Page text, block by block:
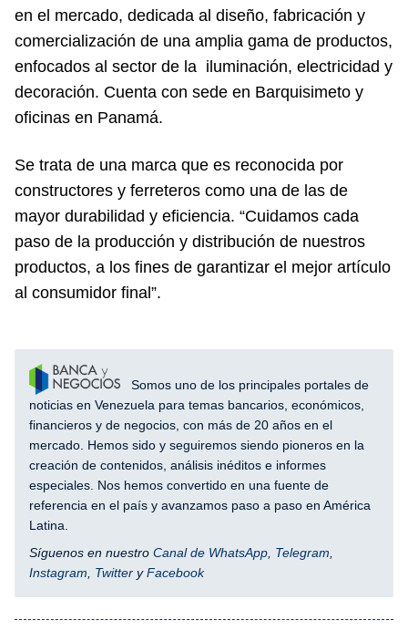
en el mercado, dedicada al diseño, fabricación y
comercialización de una amplia gama de productos,
enfocados al sector de la iluminación, electricidad y
decoración. Cuenta con sede en Barquisimeto y
oficinas en Panamá.
Se trata de una marca que es reconocida por
constructores y ferreteros como una de las de
mayor durabilidad y eficiencia. “Cuidamos cada
paso de la producción y distribución de nuestros
productos, a los fines de garantizar el mejor artículo
al consumidor final”.
Somos uno de los principales portales de
noticias en Venezuela para temas bancarios, económicos,
financieros y de negocios, con más de 20 años en el
mercado. Hemos sido y seguiremos siendo pioneros en la
creación de contenidos, análisis inéditos e informes
especiales. Nos hemos convertido en una fuente de
referencia en el país y avanzamos paso a paso en América
Latina.
Síguenos en nuestro Canal de WhatsApp Telegram
Instagram
Twitter yFacebook